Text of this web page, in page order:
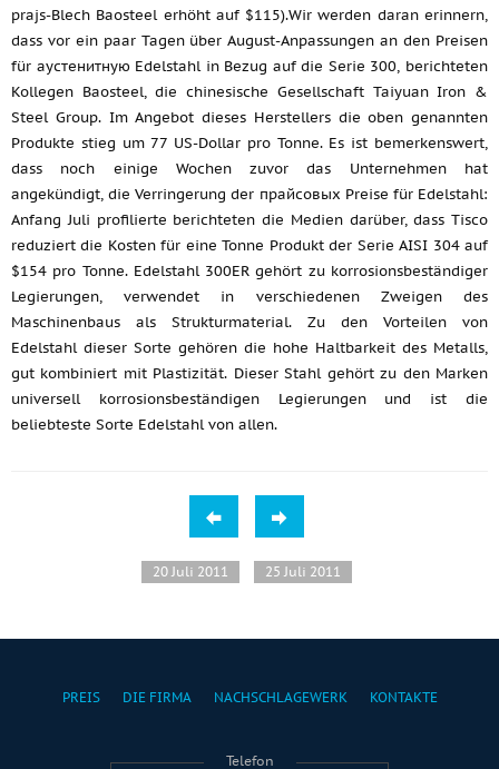
prajs-Blech Baosteel erhöht auf $115).Wir werden daran erinnern,
dass vor ein paar Tagen über August-Anpassungen an den Preisen
für аустенитную Edelstahl in Bezug auf die Serie 300, berichteten
Kollegen Baosteel, die chinesische Gesellschaft Taiyuan Iron &
Steel Group. Im Angebot dieses Herstellers die oben genannten
Produkte stieg um 77 US-Dollar pro Tonne. Es ist bemerkenswert,
dass noch einige Wochen zuvor das Unternehmen hat
angekündigt, die Verringerung der прайсовых Preise für Edelstahl:
Anfang Juli profilierte berichteten die Medien darüber, dass Tisco
reduziert die Kosten für eine Tonne Produkt der Serie AISI 304 auf
$154 pro Tonne. Edelstahl 300ER gehört zu korrosionsbeständiger
Legierungen, verwendet in verschiedenen Zweigen des
Maschinenbaus als Strukturmaterial. Zu den Vorteilen von
Edelstahl dieser Sorte gehören die hohe Haltbarkeit des Metalls,
gut kombiniert mit Plastizität. Dieser Stahl gehört zu den Marken
universell korrosionsbeständigen Legierungen und ist die
beliebteste Sorte Edelstahl von allen.
20 Juli 2011 25 Juli 2011
PREIS DIE FIRMA NACHSCHLAGEWERK KONTAKTE
Telefon